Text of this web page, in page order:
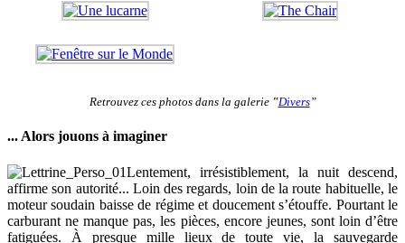
Retrouvez ces photos dans la galerie ‟Divers”
... Alors jouons à imaginer
Lentement, irrésistiblement, la nuit descend,
affirme son autorité... Loin des regards, loin de la route habituelle, le
moteur soudain baisse de régime et doucement s’étouffe. Pourtant le
carburant ne manque pas, les pièces, encore jeunes, sont loin d’être
fatiguées. À presque mille lieux de toute vie, la sauvegarde